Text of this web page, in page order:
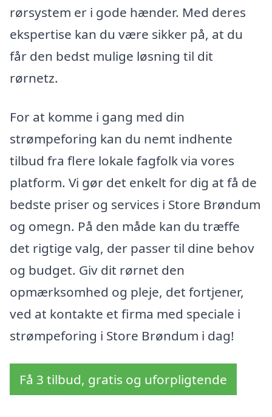
rørsystem er i gode hænder. Med deres
ekspertise kan du være sikker på, at du
får den bedst mulige løsning til dit
rørnetz.
For at komme i gang med din
strømpeforing kan du nemt indhente
tilbud fra flere lokale fagfolk via vores
platform. Vi gør det enkelt for dig at få de
bedste priser og services i Store Brøndum
og omegn. På den måde kan du træffe
det rigtige valg, der passer til dine behov
og budget. Giv dit rørnet den
opmærksomhed og pleje, det fortjener,
ved at kontakte et firma med speciale i
strømpeforing i Store Brøndum i dag!
Få 3 tilbud, gratis og uforpligtende